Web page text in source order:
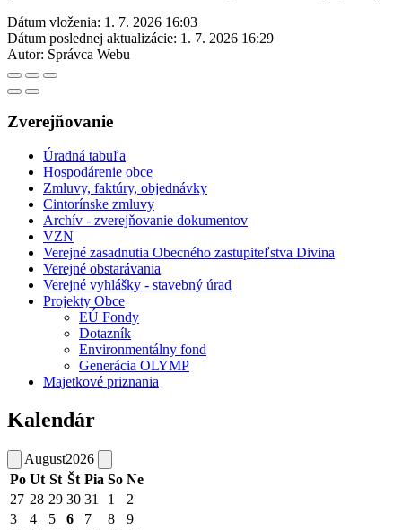
Dátum vloženia: 1. 7. 2026 16:03
Dátum poslednej aktualizácie: 1. 7. 2026 16:29
Autor: Správca Webu
Zverejňovanie
Úradná tabuľa
Hospodárenie obce
Zmluvy, faktúry, objednávky
Cintorínske zmluvy
Archív - zverejňovanie dokumentov
VZN
Verejné zasadnutia Obecného zastupiteľstva Divina
Verejné obstarávania
Verejné vyhlášky - stavebný úrad
Projekty Obce
EÚ Fondy
Dotazník
Environmentálny fond
Generácia OLYMP
Majetkové priznania
Kalendár
August2026
Po Ut St Št Pia So Ne
27 28 29 30 31 1
2
3
4 5 6 7 8
9